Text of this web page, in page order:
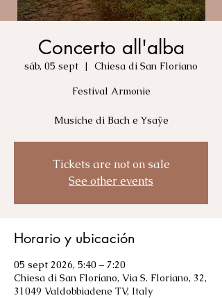
Concerto all'alba
sáb, 05 sept
  |
Chiesa di San Floriano
Festival Armonie
Musiche di Bach e Ysaÿe
Tickets are not on sale
See other events
Horario y ubicación
05 sept 2026, 5:40 – 7:20
Chiesa di San Floriano, Via S. Floriano, 32,
31049 Valdobbiadene TV, Italy